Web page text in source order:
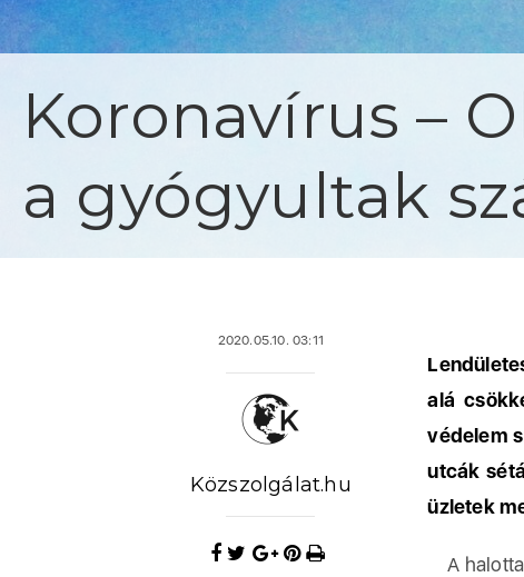
Koronavírus –
a gyógyultak
2020.05.10. 03:11
Közszolgálat.hu
alá
védelem
utcák
üzletek
A